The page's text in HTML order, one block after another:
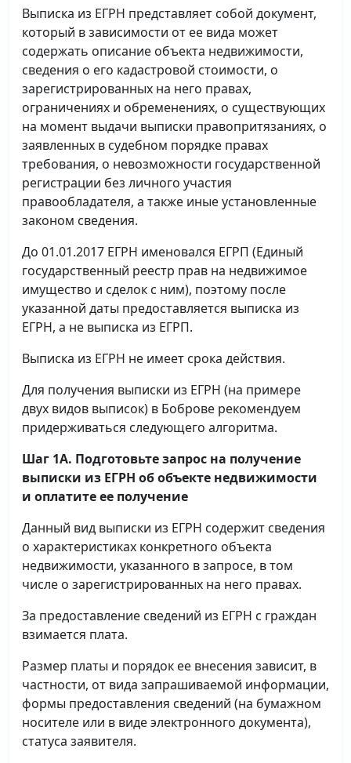
Выписка из ЕГРН представляет собой документ,
который в зависимости от ее вида может
содержать описание объекта недвижимости,
сведения о его кадастровой стоимости, о
зарегистрированных на него правах,
ограничениях и обременениях, о существующих
на момент выдачи выписки правопритязаниях, о
заявленных в судебном порядке правах
требования, о невозможности государственной
регистрации без личного участия
правообладателя, а также иные установленные
законом сведения.
До 01.01.2017 ЕГРН именовался ЕГРП (Единый
государственный реестр прав на недвижимое
имущество и сделок с ним), поэтому после
указанной даты предоставляется выписка из
ЕГРН, а не выписка из ЕГРП.
Выписка из ЕГРН не имеет срока действия.
Для получения выписки из ЕГРН (на примере
двух видов выписок) в Боброве рекомендуем
придерживаться следующего алгоритма.
Шаг 1А. Подготовьте запрос на получение
выписки из ЕГРН об объекте недвижимости
и оплатите ее получение
Данный вид выписки из ЕГРН содержит сведения
о характеристиках конкретного объекта
недвижимости, указанного в запросе, в том
числе о зарегистрированных на него правах.
За предоставление сведений из ЕГРН с граждан
взимается плата.
Размер платы и порядок ее внесения зависит, в
частности, от вида запрашиваемой информации,
формы предоставления сведений (на бумажном
носителе или в виде электронного документа),
статуса заявителя.